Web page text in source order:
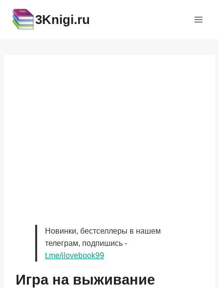
содержимому
3Knigi.ru
Новинки, бестселлеры в нашем
телеграм, подпишись -
t.me/ilovebook99
Игра на выживание